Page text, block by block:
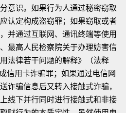
意识。如果行为人通过秘密窃取
认定构成盗窃罪；如果窃取或者
并通过互联网、通讯终端等使用
最高人民检察院关于办理妨害信
法律若干问题的解释》（法释
信用卡诈骗罪；如果通过电信网
诈骗信息后又转入接触式诈骗，
线下并行同时进行接触式和非接